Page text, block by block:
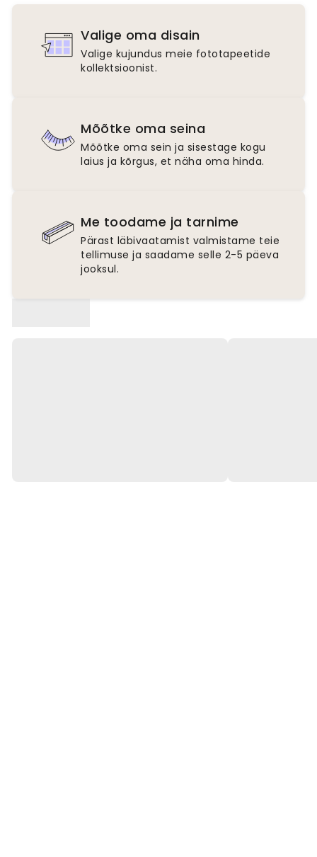
Valige oma disain
Valige kujundus meie fototapeetide
kollektsioonist.
Mõõtke oma seina
Mõõtke oma sein ja sisestage kogu
laius ja kõrgus, et näha oma hinda.
Me toodame ja tarnime
Pärast läbivaatamist valmistame teie
tellimuse ja saadame selle 2-5 päeva
jooksul.